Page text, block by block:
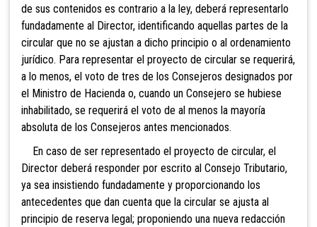
de sus contenidos es contrario a la ley, deberá representarlo
fundadamente al Director, identificando aquellas partes de la
circular que no se ajustan a dicho principio o al ordenamiento
jurídico. Para representar el proyecto de circular se requerirá,
a lo menos, el voto de tres de los Consejeros designados por
el Ministro de Hacienda o, cuando un Consejero se hubiese
inhabilitado, se requerirá el voto de al menos la mayoría
absoluta de los Consejeros antes mencionados.
En caso de ser representado el proyecto de circular, el
Director deberá responder por escrito al Consejo Tributario,
ya sea insistiendo fundadamente y proporcionando los
antecedentes que dan cuenta que la circular se ajusta al
principio de reserva legal; proponiendo una nueva redacción